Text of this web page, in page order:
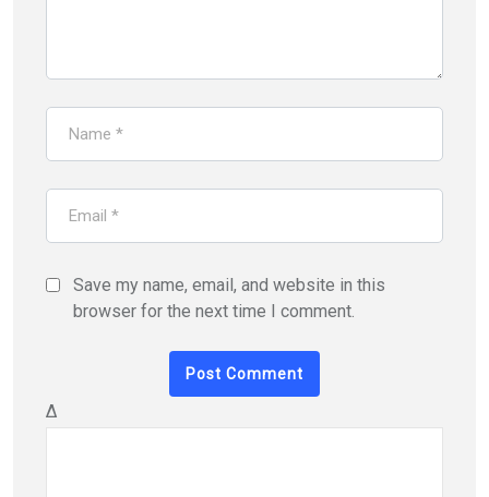
Save my name, email, and website in this
browser for the next time I comment.
Δ